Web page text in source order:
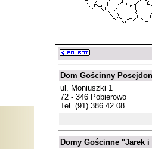
Dom Gościnny Posejdon
ul. Moniuszki 1
72 - 346 Pobierowo
Tel. (91) 386 42 08
Domy Gościnne "Jarek